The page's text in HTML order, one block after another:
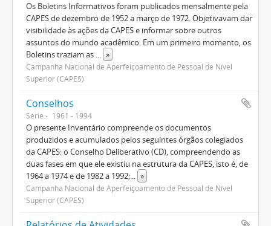
Os Boletins Informativos foram publicados mensalmente pela
CAPES de dezembro de 1952 a março de 1972. Objetivavam dar
visibilidade às ações da CAPES e informar sobre outros
assuntos do mundo acadêmico. Em um primeiro momento, os
Boletins traziam as ... »
Campanha Nacional de Aperfeiçoamento de Pessoal de Nível
Superior (CAPES)
Conselhos
Série 1961 - 1994
O presente Inventário compreende os documentos
produzidos e acumulados pelos seguintes órgãos colegiados
da CAPES: o Conselho Deliberativo (CD), compreendendo as
duas fases em que ele existiu na estrutura da CAPES, isto é, de
1964 a 1974 e de 1982 a 1992;... »
Campanha Nacional de Aperfeiçoamento de Pessoal de Nível
Superior (CAPES)